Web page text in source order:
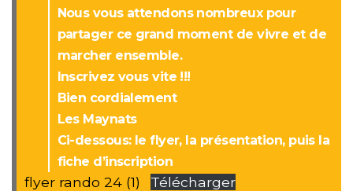
Nous vous attendons nombreux pour
partager ce grand moment de vivre et de
marcher ensemble.
Inscrivez vous vite !!!
Bien cordialement
Les Maynats
Ci-dessous: le flyer, la présentation, puis la
fiche d’inscription
flyer rando 24 (1) Télécharger